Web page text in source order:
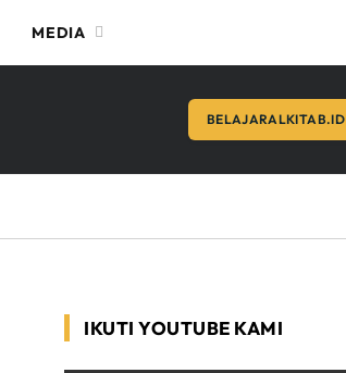
MEDIA
BELAJARALKITAB.ID
IKUTI YOUTUBE KAMI